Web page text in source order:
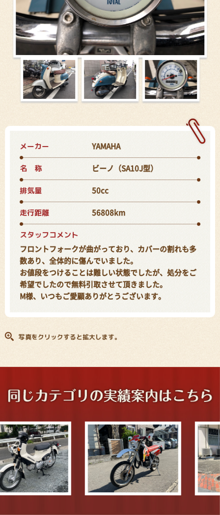
メーカー YAMAHA
名 称 ビーノ（SA10J型）
排気量 50cc
走行距離 56808km
スタッフコメント
フロントフォークが曲がっており、カバーの割れも多
数あり、全体的に傷んでいました。
お値段をつけることは難しい状態でしたが、処分をご
希望でしたので無料引取させて頂きました。
M様、いつもご愛顧ありがとうございます。
写真をクリックすると拡大します。